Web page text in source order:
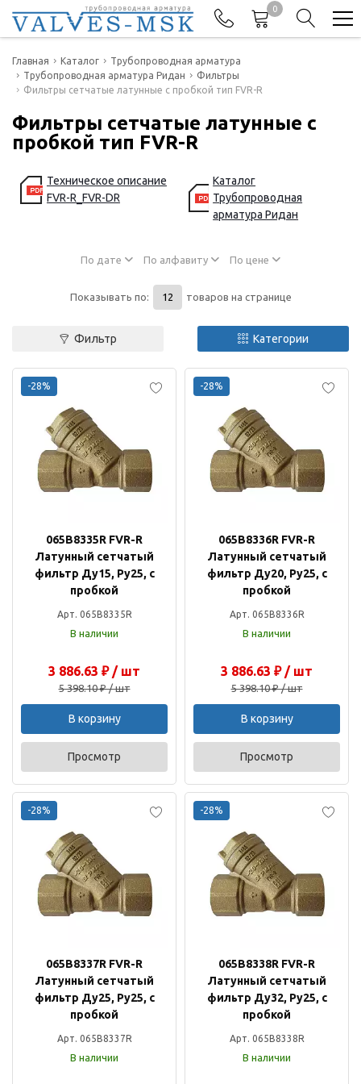
0
Телефоны
+7(977) 474-62-50
Главная Каталог
Трубопроводная арматура
Трубопроводная арматура Ридан
Фильтры
Фильтры сетчатые латунные с пробкой тип FVR-R
Фильтры сетчатые латунные с
пробкой тип FVR-R
Техническое описание
FVR-R_FVR-DR
Каталог
Трубопроводная
арматура Ридан
По дате По алфавиту По цене
Показывать по: товаров на странице
Фильтр Категории
-28%
065B8335R FVR-R
Латунный сетчатый
фильтр Ду15, Ру25, с
пробкой
Арт. 065B8335R
В наличии
3 886.63 ₽ / шт
5 398.10 ₽ / шт
В корзину
Просмотр
-28%
065B8336R FVR-R
Латунный сетчатый
фильтр Ду20, Ру25, с
пробкой
Арт. 065B8336R
В наличии
3 886.63 ₽ / шт
5 398.10 ₽ / шт
В корзину
Просмотр
-28%
065B8337R FVR-R
Латунный сетчатый
фильтр Ду25, Ру25, с
пробкой
Арт. 065B8337R
В наличии
-28%
065B8338R FVR-R
Латунный сетчатый
фильтр Ду32, Ру25, с
пробкой
Арт. 065B8338R
В наличии